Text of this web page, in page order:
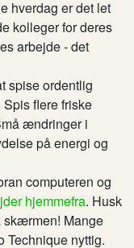
hverdag er det let
kolleger for deres
arbejde - det
spise ordentlig
flere friske
ændringer i
på energi og
computeren og
hjemmefra. Husk
skærmen! Mange
Technique nyttig.